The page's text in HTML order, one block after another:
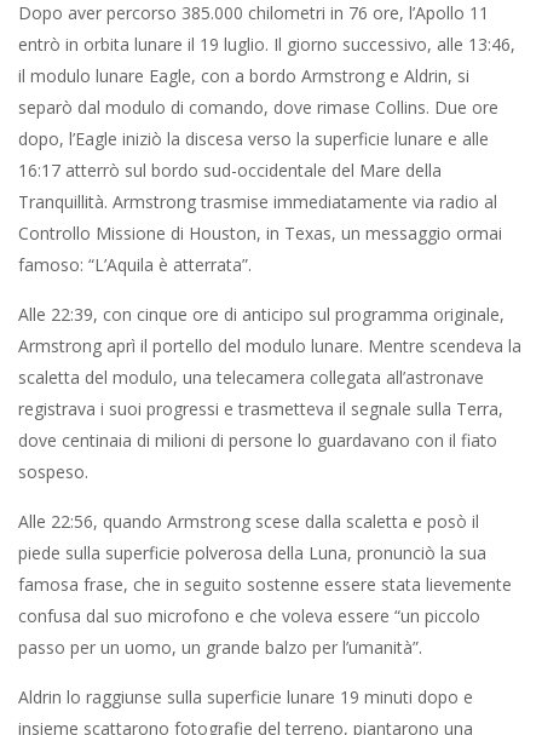
Dopo aver percorso 385.000 chilometri in 76 ore, l’Apollo 11
entrò in orbita lunare il 19 luglio. Il giorno successivo, alle 13:46,
il modulo lunare Eagle, con a bordo Armstrong e Aldrin, si
separò dal modulo di comando, dove rimase Collins. Due ore
dopo, l’Eagle iniziò la discesa verso la superficie lunare e alle
16:17 atterrò sul bordo sud-occidentale del Mare della
Tranquillità. Armstrong trasmise immediatamente via radio al
Controllo Missione di Houston, in Texas, un messaggio ormai
famoso: “L’Aquila è atterrata”.
Alle 22:39, con cinque ore di anticipo sul programma originale,
Armstrong aprì il portello del modulo lunare. Mentre scendeva la
scaletta del modulo, una telecamera collegata all’astronave
registrava i suoi progressi e trasmetteva il segnale sulla Terra,
dove centinaia di milioni di persone lo guardavano con il fiato
sospeso.
Alle 22:56, quando Armstrong scese dalla scaletta e posò il
piede sulla superficie polverosa della Luna, pronunciò la sua
famosa frase, che in seguito sostenne essere stata lievemente
confusa dal suo microfono e che voleva essere “un piccolo
passo per un uomo, un grande balzo per l’umanità”.
Aldrin lo raggiunse sulla superficie lunare 19 minuti dopo e
insieme scattarono fotografie del terreno, piantarono una